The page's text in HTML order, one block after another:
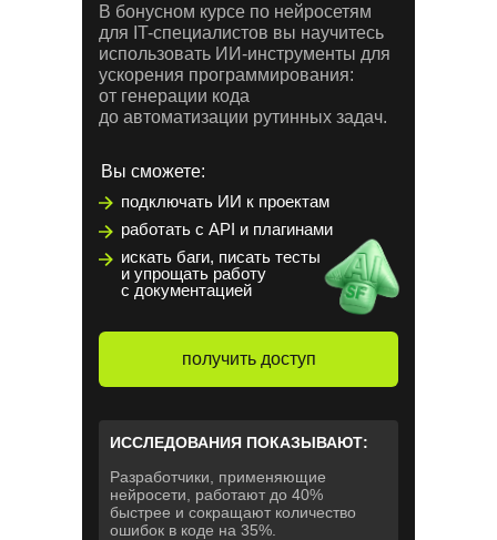
В бонусном курсе по нейросетям
для IT-специалистов вы научитесь
использовать ИИ-инструменты для
ускорения программирования:
от генерации кода
до автоматизации рутинных задач.
получить доступ
ИССЛЕДОВАНИЯ ПОКАЗЫВАЮТ:
Разработчики, применяющие
нейросети, работают до 40%
быстрее и сокращают количество
ошибок в коде на 35%.
Вы сможете:
подключать ИИ к проектам
работать с API и плагинами
искать баги, писать тесты
и упрощать работу
с документацией